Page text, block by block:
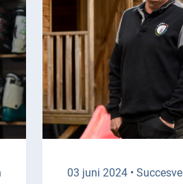
03 juni 2024 •